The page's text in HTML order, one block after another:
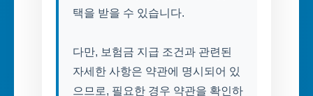
택을 받을 수 있습니다.
다만, 보험금 지급 조건과 관련된
자세한 사항은 약관에 명시되어 있
으므로, 필요한 경우 약관을 확인하